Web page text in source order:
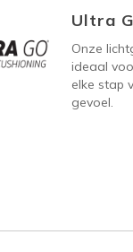
Ultra
Onze
ideaal
elke stap
gevoel.